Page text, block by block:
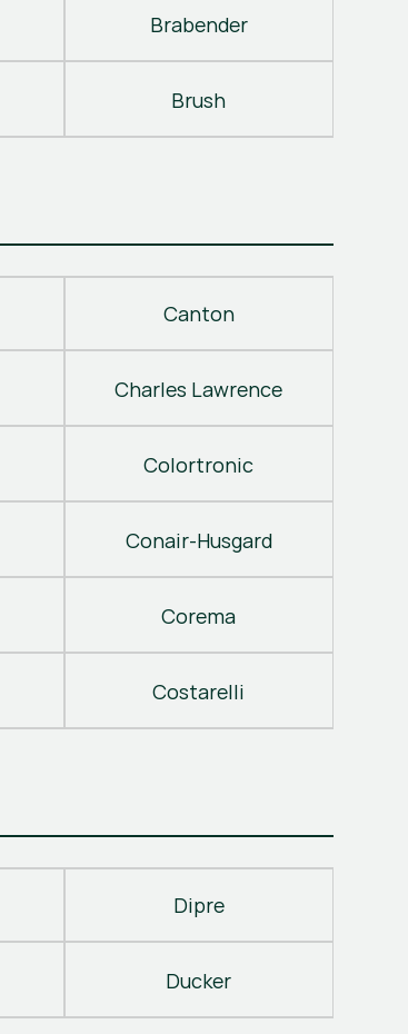
Brabender
Brush
Canton
Charles Lawrence
Colortronic
Conair-Husgard
Corema
Costarelli
Dipre
Ducker